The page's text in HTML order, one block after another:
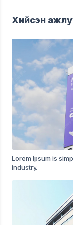
Хийсэн
Lorem Ipsum is
industry.